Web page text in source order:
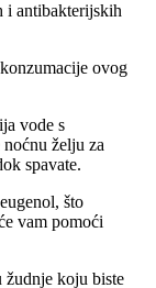
i antibakterijskih
ovog
vode s
želju za
spavate.
što
vam pomoći
žudnje koju biste